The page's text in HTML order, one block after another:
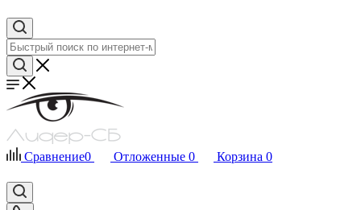
Сравнение0 Отложенные 0 Корзина 0